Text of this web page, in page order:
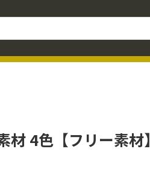
4色【フリー素材】